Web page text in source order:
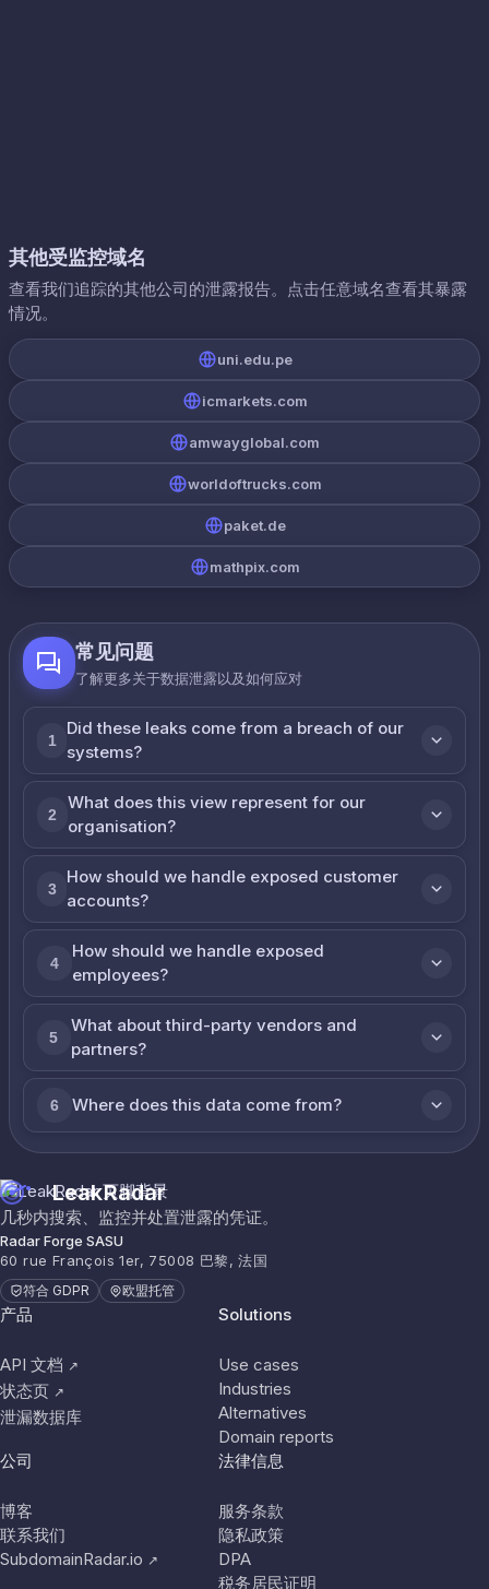
其他受监控域名
查看我们追踪的其他公司的泄露报告。点击任意域名查看其暴露
情况。
uni.edu.pe
icmarkets.com
amwayglobal.com
worldoftrucks.com
paket.de
mathpix.com
常见问题
了解更多关于数据泄露以及如何应对
1
Did these leaks come from a breach of our
systems?
2
What does this view represent for our
organisation?
3
How should we handle exposed customer
accounts?
4
How should we handle exposed
employees?
5
What about third-party vendors and
partners?
6 Where does this data come from?
LeakRadar
几秒内搜索、监控并处置泄露的凭证。
Radar Forge SASU
60 rue François 1er, 75008 巴黎, 法国
符合 GDPR 欧盟托管
产品
API 文档 ↗
状态页 ↗
泄漏数据库
Solutions
Use cases
Industries
Alternatives
Domain reports
公司
博客
联系我们
SubdomainRadar.io ↗
法律信息
服务条款
隐私政策
DPA
税务居民证明